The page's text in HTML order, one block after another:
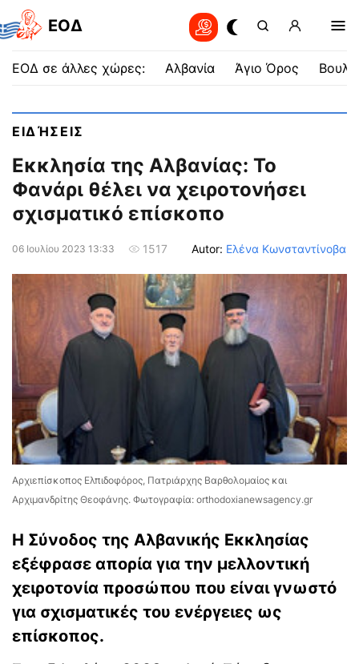
EOΔ
ΕΟΔ σε άλλες χώρες: Αλβανία Άγιο Όρος
ΕΙΔΉΣΕΙΣ
Εκκλησία της Αλβανίας: Το
Φανάρι θέλει να χειροτονήσει
σχισματικό επίσκοπο
06 Ιουλίου 2023 13:33 1517 Autor: Ελένα Κωνσταντίνοβα
Αρχιεπίσκοπος Ελπιδοφόρος, Πατριάρχης Βαρθολομαίος και
Αρχιμανδρίτης Θεοφάνης. Φωτογραφία: orthodoxianewsagency.gr
Η Σύνοδος της Αλβανικής Εκκλησίας
εξέφρασε απορία για την μελλοντική
χειροτονία προσώπου που είναι γνωστό
για σχισματικές του ενέργειες ως
επίσκοπος.